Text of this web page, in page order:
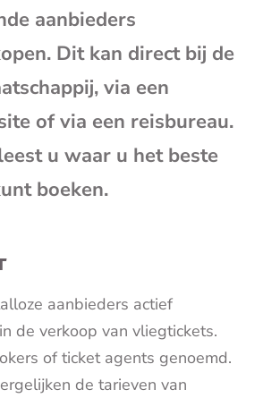
aanbieders
Dit kan direct bij de
via een
of via een reisbureau.
u waar u het beste
boeken.
aanbieders actief
de verkoop van vliegtickets.
of ticket agents genoemd.
de tarieven van